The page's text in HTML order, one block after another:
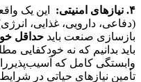
۴. نیازهای امنیتی: این یک
(دفاعی، دارویی، غذایی،
بازسازی صنعت باید حداقل
باید بدانیم که نه خودکفایی
وابستگی کامل که آسیب‌پذیررا
تأمین نیازهای حیاتی در